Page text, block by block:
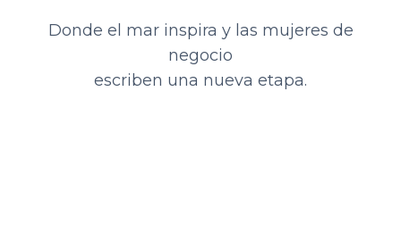
Donde el mar inspira y las mujeres de
negocio
escriben una nueva etapa.